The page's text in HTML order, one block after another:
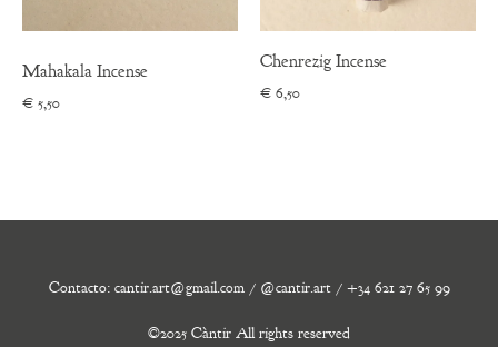
Mahakala Incense
€ 5,50
Chenrezig Incense
€ 6,50
©2025 Càntir All rights reserved
Contacto: cantir.art@gmail.com / @cantir.art / +34 621 27 65 99